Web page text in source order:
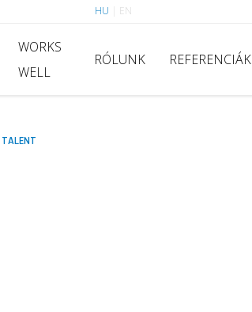
HU EN
WORKS
WELL
RÓLUNK REFERENCIÁK
TALENT